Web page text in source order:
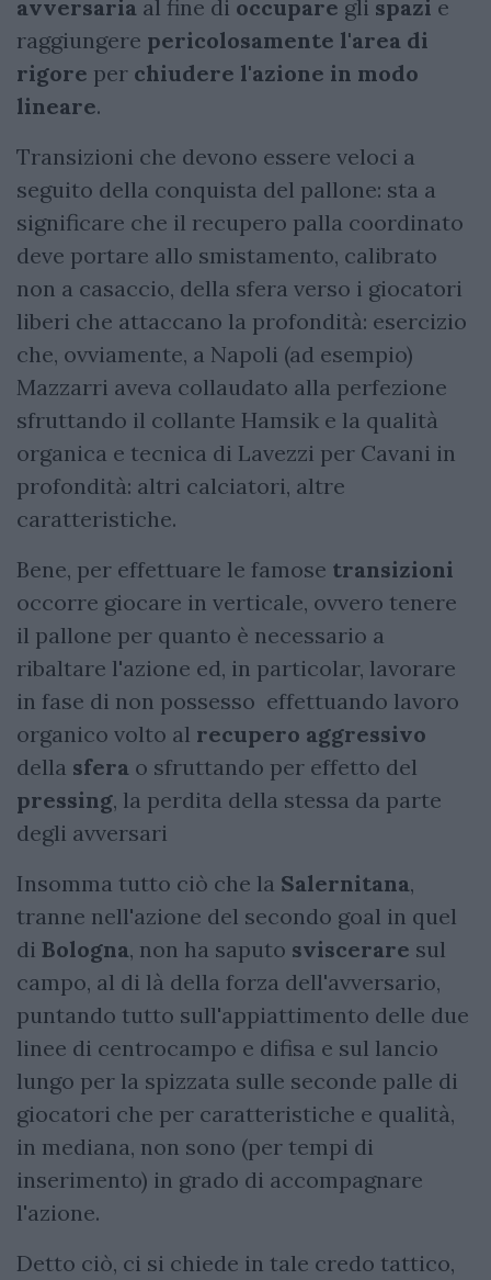
avversaria al fine di occupare gli spazi e
raggiungere pericolosamente l'area di
rigore per chiudere l'azione in modo
lineare.
Transizioni che devono essere veloci a
seguito della conquista del pallone: sta a
significare che il recupero palla coordinato
deve portare allo smistamento, calibrato
non a casaccio, della sfera verso i giocatori
liberi che attaccano la profondità: esercizio
che, ovviamente, a Napoli (ad esempio)
Mazzarri aveva collaudato alla perfezione
sfruttando il collante Hamsik e la qualità
organica e tecnica di Lavezzi per Cavani in
profondità: altri calciatori, altre
caratteristiche.
Bene, per effettuare le famose transizioni
occorre giocare in verticale, ovvero tenere
il pallone per quanto è necessario a
ribaltare l'azione ed, in particolar, lavorare
in fase di non possesso effettuando lavoro
organico volto al recupero aggressivo
della sfera o sfruttando per effetto del
pressing, la perdita della stessa da parte
degli avversari
Insomma tutto ciò che la Salernitana,
tranne nell'azione del secondo goal in quel
di Bologna, non ha saputo sviscerare sul
campo, al di là della forza dell'avversario,
puntando tutto sull'appiattimento delle due
linee di centrocampo e difisa e sul lancio
lungo per la spizzata sulle seconde palle di
giocatori che per caratteristiche e qualità,
in mediana, non sono (per tempi di
inserimento) in grado di accompagnare
l'azione.
Detto ciò, ci si chiede in tale credo tattico,